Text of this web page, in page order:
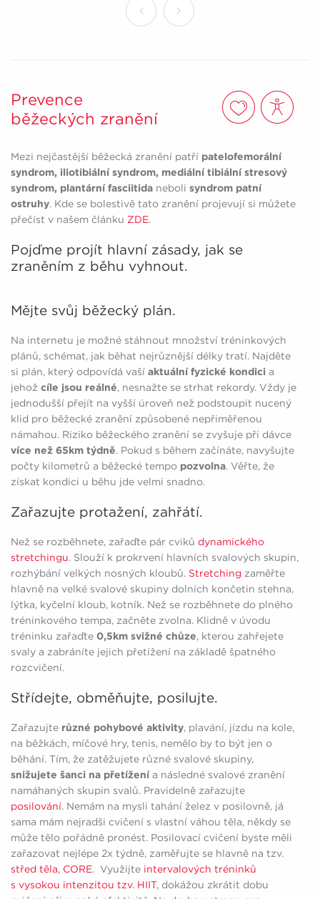
Prevence
běžeckých zranění
Mezi nejčastější běžecká zranění patří patelofemorální
syndrom, iliotibiální syndrom, mediální tibiální stresový
syndrom, plantární fasciitida neboli syndrom patní
ostruhy. Kde se bolestivě tato zranění projevují si můžete
přečíst v našem článku ZDE.
Pojďme projít hlavní zásady, jak se
zraněním z běhu vyhnout.
Mějte svůj běžecký plán.
Na internetu je možné stáhnout množství tréninkových
plánů, schémat, jak běhat nejrůznější délky tratí. Najděte
si plán, který odpovídá vaší aktuální fyzické kondici a
jehož cíle jsou reálné, nesnažte se strhat rekordy. Vždy je
jednodušší přejít na vyšší úroveň než podstoupit nucený
klid pro běžecké zranění způsobené nepřiměřenou
námahou. Riziko běžeckého zranění se zvyšuje při dávce
více než 65km týdně. Pokud s během začínáte, navyšujte
počty kilometrů a běžecké tempo pozvolna. Věřte, že
získat kondici u běhu jde velmi snadno.
Zařazujte protažení, zahřátí.
Než se rozběhnete, zařaďte pár cviků dynamického
stretchingu. Slouží k prokrvení hlavních svalových skupin,
rozhýbání velkých nosných kloubů. Stretching zaměřte
hlavně na velké svalové skupiny dolních končetin stehna,
lýtka, kyčelní kloub, kotník. Než se rozběhnete do plného
tréninkového tempa, začněte zvolna. Klidně v úvodu
tréninku zařaďte 0,5km svižné chůze, kterou zahřejete
svaly a zabráníte jejich přetížení na základě špatného
rozcvičení.
Střídejte, obměňujte, posilujte.
Zařazujte různé pohybové aktivity, plavání, jízdu na kole,
na běžkách, míčové hry, tenis, nemělo by to být jen o
běhání. Tím, že zatěžujete různé svalové skupiny,
snižujete šanci na přetíženía následné svalové zranění
namáhaných skupin svalů. Pravidelně zařazujte
posilování. Nemám na mysli tahání želez v posilovně, já
sama mám nejradši cvičení s vlastní váhou těla, někdy se
může tělo pořádně pronést. Posilovací cvičení byste měli
zařazovat nejlépe 2x týdně, zaměřujte se hlavně na tzv.
střed těla, CORE. Využijte intervalových tréninků
s vysokou intenzitou tzv. HIIT, dokážou zkrátit dobu